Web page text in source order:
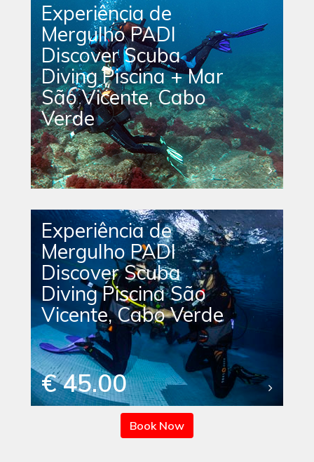
Experiência de
Mergulho PADI
Discover Scuba
Diving Piscina + Mar
São Vicente, Cabo
Verde
Experiência de
Mergulho PADI
Discover Scuba
Diving Piscina São
Vicente, Cabo Verde
€ 45.00
Book Now